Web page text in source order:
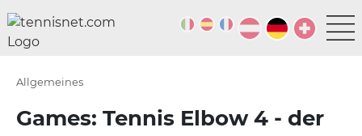
Allgemeines
Games: Tennis Elbow 4 - der